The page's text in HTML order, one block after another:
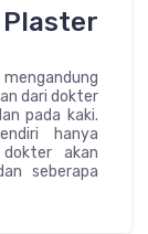
dari dokter
pada kaki.
hanya
akan
seberapa